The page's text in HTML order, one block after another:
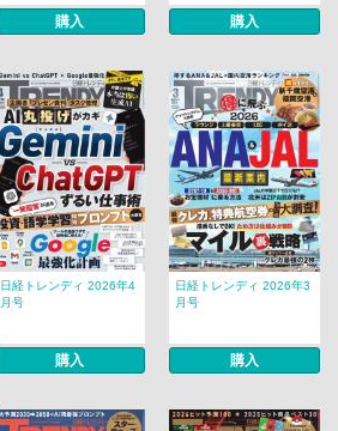
購入 購入
日経トレンディ 2026年4
月号
購入
日経トレンディ 2026年3
月号
購入